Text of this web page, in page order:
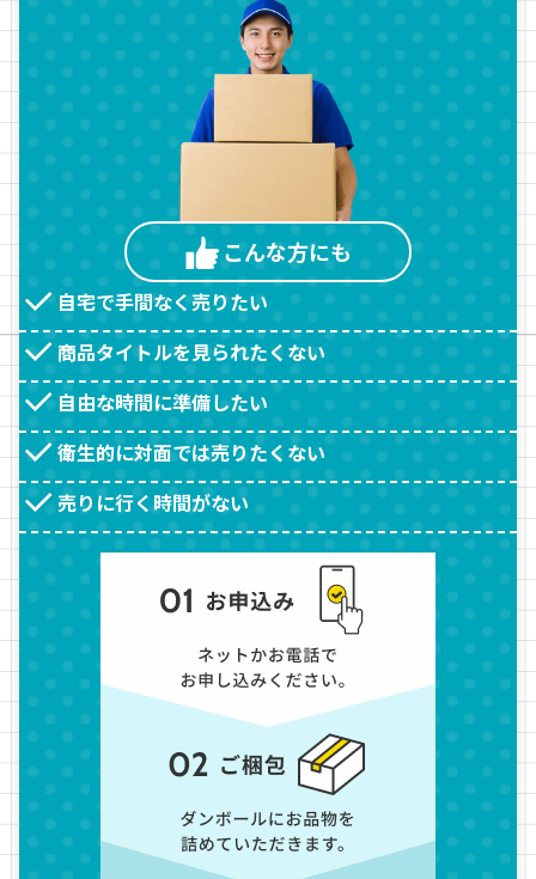
こんな方にも
自宅で手間なく売りたい
商品タイトルを見られたくない
自由な時間に準備したい
衛生的に対面では売りたくない
売りに行く時間がない